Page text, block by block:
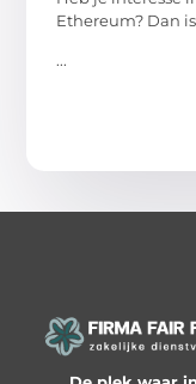
Ethereum? Dan
...